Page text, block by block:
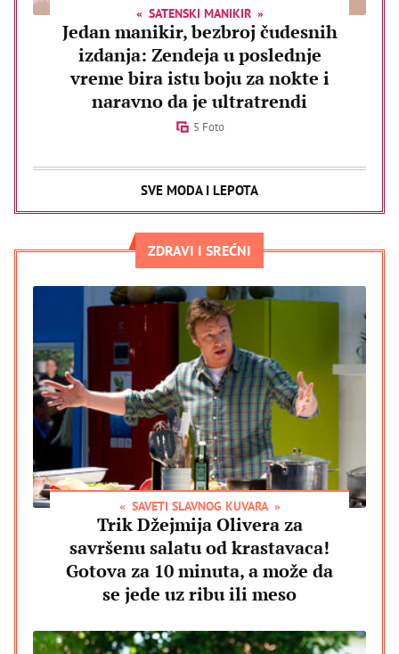
SATENSKI MANIKIR
Jedan manikir, bezbroj čudesnih
izdanja: Zendeja u poslednje
vreme bira istu boju za nokte i
naravno da je ultratrendi
5 Foto
SVE MODA I LEPOTA
ZDRAVI I SREĆNI
SAVETI SLAVNOG KUVARA
Trik Džejmija Olivera za
savršenu salatu od krastavaca!
Gotova za 10 minuta, a može da
se jede uz ribu ili meso